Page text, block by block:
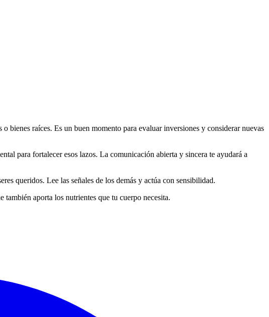
bienes raíces. Es un buen momento para evaluar inversiones y considerar nuevas
para fortalecer esos lazos. La comunicación abierta y sincera te ayudará a
queridos. Lee las señales de los demás y actúa con sensibilidad.
aporta los nutrientes que tu cuerpo necesita.